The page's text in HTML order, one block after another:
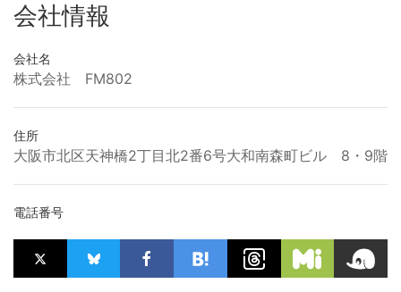
会社情報
会社名
株式会社 FM802
住所
大阪市北区天神橋2丁目北2番6号大和南森町ビル 8・9階
電話番号